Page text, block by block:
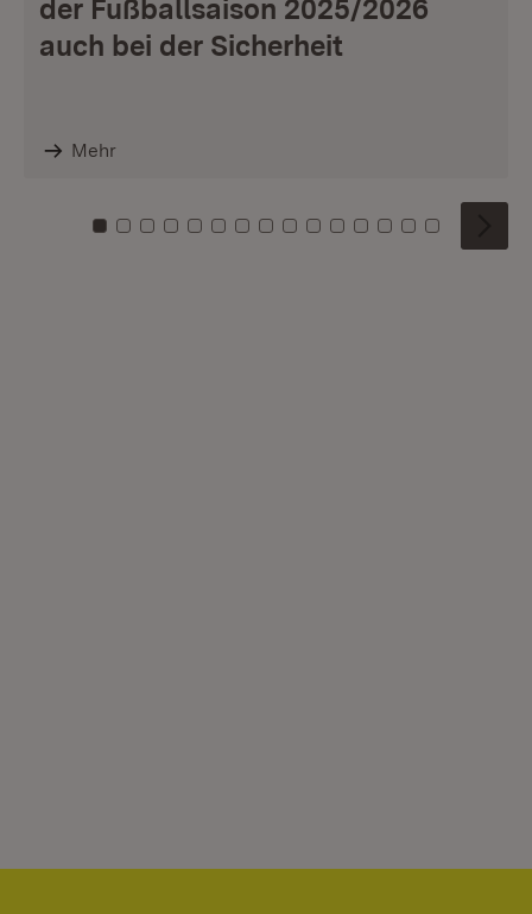
der Fußballsaison 2025/2026
auch bei der Sicherheit
Mehr
Zu Kachel: 0
Zu Kachel: 1
Zu Kachel: 2
Zu Kachel: 3
Zu Kachel: 4
Zu Kachel: 5
Zu Kachel: 6
Zu Kachel: 7
Zu Kachel: 8
Zu Kachel: 9
Zu Kachel: 10
Zu Kachel: 11
Zu Kachel: 12
Zu Kachel:
Zu